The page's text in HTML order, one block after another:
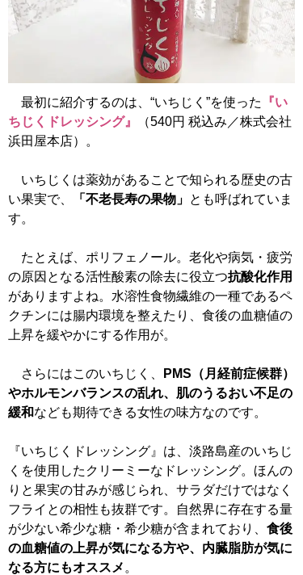
最初に紹介するのは、“いちじく”を使った
『い
ちじくドレッシング』
（540円 税込み／株式会社
浜田屋本店）。
いちじくは薬効があることで知られる歴史の古
い果実で、
「不老長寿の果物」 とも呼ばれていま
す。
たとえば、ポリフェノール。老化や病気・疲労
の原因となる活性酸素の除去に役立つ抗酸化作用
がありますよね。水溶性食物繊維の一種であるペ
クチンには腸内環境を整えたり、食後の血糖値の
上昇を緩やかにする作用が。
さらにはこのいちじく、
PMS（月経前症候群）
やホルモンバランスの乱れ、肌のうるおい不足の
緩和なども期待できる女性の味方なのです。
『いちじくドレッシング』は、淡路島産のいちじ
くを使用したクリーミーなドレッシング。ほんの
りと果実の甘みが感じられ、サラダだけではなく
フライとの相性も抜群です。自然界に存在する量
が少ない希少な糖・希少糖が含まれており、 食後
の血糖値の上昇が気になる方や、内臓脂肪が気に
なる方にもオススメ 。